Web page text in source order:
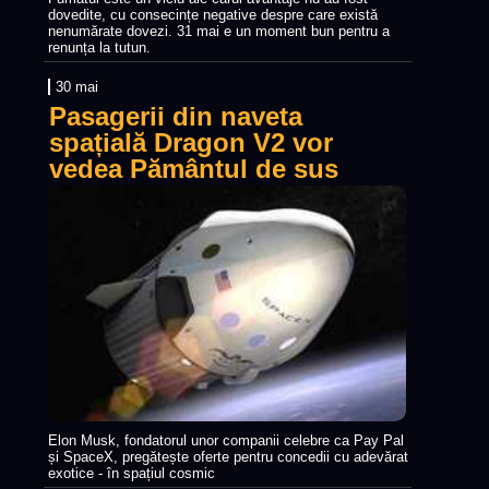
dovedite, cu consecințe negative despre care există
nenumărate dovezi. 31 mai e un moment bun pentru a
renunța la tutun.
30 mai
Pasagerii din naveta
spațială Dragon V2 vor
vedea Pământul de sus
Elon Musk, fondatorul unor companii celebre ca Pay Pal
și SpaceX, pregătește oferte pentru concedii cu adevărat
exotice - în spațiul cosmic